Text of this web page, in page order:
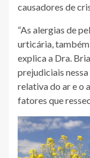
causadores de
“As alergias de
urticária,
explica a Dra.
prejudiciais
relativa do ar e o
fatores que